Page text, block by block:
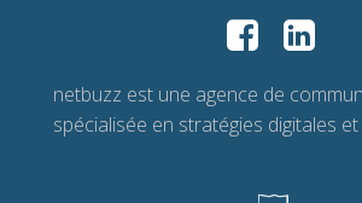
netbuzz est une agence de
spécialisée en stratégies digitales